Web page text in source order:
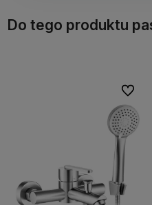
Do tego produktu
Do